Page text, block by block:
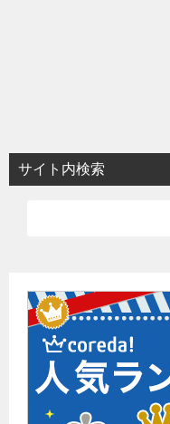
サイト内検索